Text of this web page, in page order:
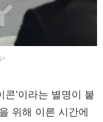
>
콘’이라는 별명이 붙
위해 이른 시간에